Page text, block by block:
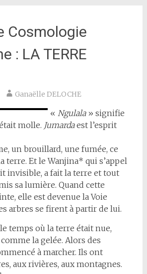
Cosmologie
: LA TERRE
Ganaëlle DELOCHE
« Ngulala» signifie
molle. Jumardaest l’esprit
un brouillard, une fumée, ce
terre. Et le Wanjina* qui s’appel
invisible, a fait la terre et tout
sa lumière. Quand cette
elle est devenue la Voie
arbres se firent à partir de lui.
temps où la terre était nue,
la gelée. Alors des
à marcher. Ils ont
aux rivières, aux montagnes.